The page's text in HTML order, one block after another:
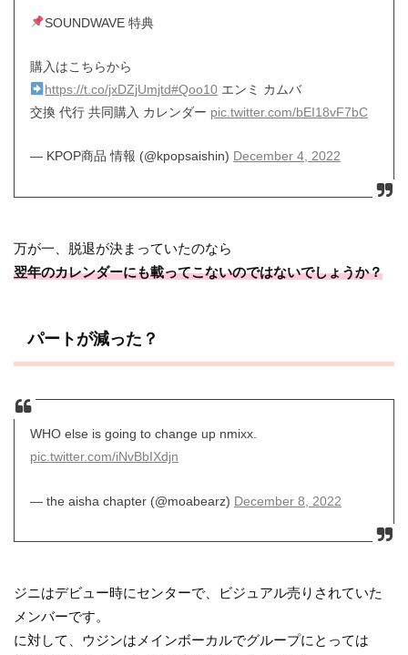
SOUNDWAVE 特典
購入はこちらから
https://t.co/jxDZjUmjtd#Qoo10 エンミ カムバ
交換 代行 共同購入 カレンダー pic.twitter.com/bEI18vF7bC
— KPOP商品 情報 (@kpopsaishin) December 4, 2022
万が一、脱退が決まっていたのなら
翌年のカレンダーにも載ってこないのではないでしょうか？
パートが減った？
WHO else is going to change up nmixx.
pic.twitter.com/iNvBbIXdjn
— the aisha chapter (@moabearz) December 8, 2022
ジニはデビュー時にセンターで、ビジュアル売りされていた
メンバーです。
に対して、ウジンはメインボーカルでグループにとっては